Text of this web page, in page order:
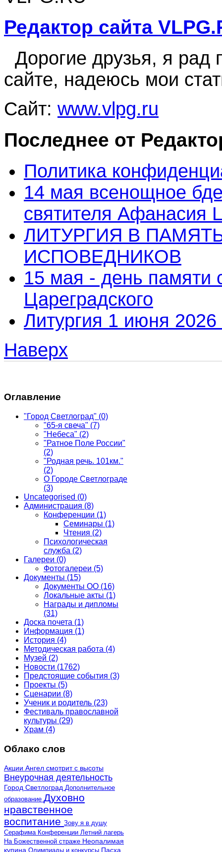
Редактор сайта
Дорогие друзья, я рад
сайте, надеюсь мои
Сайт: www.vlpg.ru
Последнее от
Политика
14 мая всенощное
святителя Афанасия
ЛИТУРГИЯ В
ИСПОВЕДНИКОВ
15 мая - день памяти
Цареградского
Литургия 1 июня 2026
Наверх
Оглавление
"Город Светлоград" (0)
"65-я свеча" (7)
"Небеса" (2)
"Ратное Поле России"
(2)
"Родная речь. 101км."
(2)
О Городе Светлограде
(3)
Uncategorised (0)
Администрация (8)
Конференции (1)
Семинары (1)
Чтения (2)
Психологическая
служба (2)
Галереи (0)
Фотогалереи (5)
Документы (15)
Документы ОО (16)
Локальные акты (1)
Награды и дипломы
(31)
Доска почета (1)
Информация (1)
История (4)
Методическая работа (4)
Музей (2)
Новости (1762)
Предстоящие события (3)
Проекты (5)
Сценарии (8)
Ученик и родитель (23)
Фестиваль православной
культуры (29)
Храм (4)
Облако слов
Акции Ангел смотрит с высоты
Внеурочная деятельность
Город Светлоград Дополнительное
образование Духовно
нравственное
воспитание Зову я в душу
Серафима Конференции Летний лагерь
На Божественной страже Неопалимая
купина Олимпиады и конкурсы Пасха